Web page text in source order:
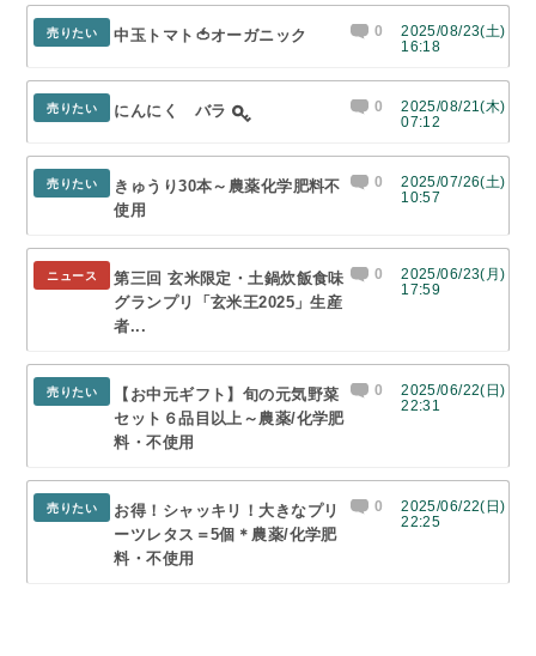
売りたい 中玉トマト🍅オーガニック 0
2025/08/23(土)
16:18
売りたい にんにく バラ 0
2025/08/21(木)
07:12
売りたい
きゅうり30本～農薬化学肥料不
使用
0
2025/07/26(土)
10:57
ニュース
第三回 玄米限定・土鍋炊飯食味
グランプリ「玄米王2025」生産
者...
0
2025/06/23(月)
17:59
売りたい
【お中元ギフト】旬の元気野菜
セット６品目以上～農薬/化学肥
料・不使用
0
2025/06/22(日)
22:31
売りたい
お得！シャッキリ！大きなプリ
ーツレタス＝5個＊農薬/化学肥
料・不使用
0
2025/06/22(日)
22:25